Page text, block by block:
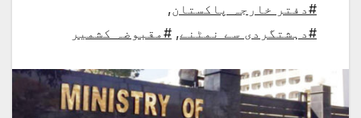
#دفتر خارجہ پاکستان,
#دہشتگردی سے نمٹنے, #مقبوضہ کشمیر